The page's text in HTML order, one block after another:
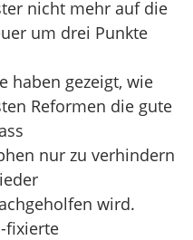
nicht mehr auf die
um drei Punkte
haben gezeigt, wie
Reformen die gute
nur zu verhindern
wird.
fixierte